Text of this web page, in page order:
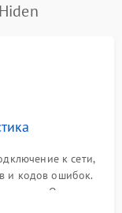
к сети,
и кодов ошибок.
Оценка
питания без